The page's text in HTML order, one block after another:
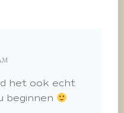
het ook echt
beginnen